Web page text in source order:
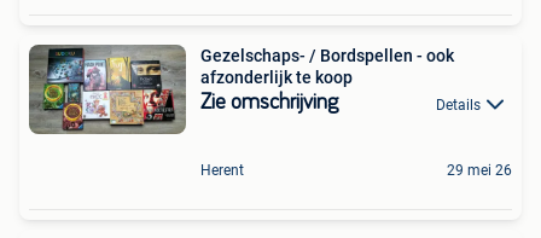
Gezelschaps- / Bordspellen - ook
afzonderlijk te koop
Zie omschrijving Details
Herent 29 mei 26